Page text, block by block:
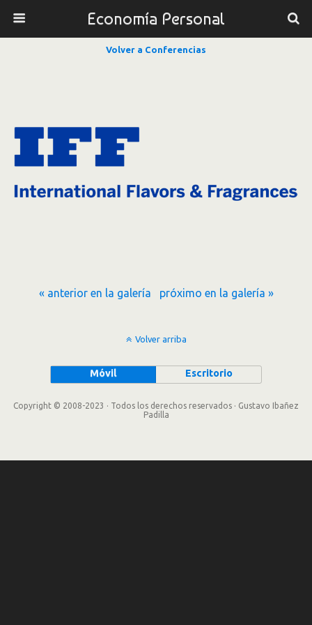
Economía Personal
Volver a Conferencias
« anterior en la galería próximo en la galería »
Volver arriba
Móvil Escritorio
Copyright © 2008-2023 · Todos los derechos reservados · Gustavo Ibañez
Padilla